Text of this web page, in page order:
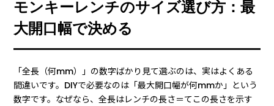
モンキーレンチのサイズ選び方：最
大開口幅で決める
「全長（何mm）」の数字ばかり見て選ぶのは、実はよくある
間違いです。DIYで必要なのは「最大開口幅が何mmか」という
数字です。なぜなら、全長はレンチの長さ＝てこの長さを示す